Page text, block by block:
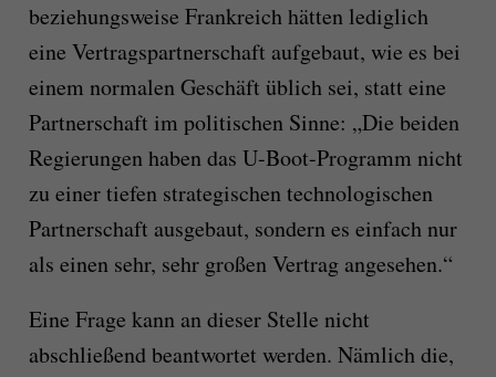
beziehungsweise Frankreich hätten lediglich
eine Vertragspartnerschaft aufgebaut, wie es bei
einem normalen Geschäft üblich sei, statt eine
Partnerschaft im politischen Sinne: „Die beiden
Regierungen haben das U-Boot-Programm nicht
zu einer tiefen strategischen technologischen
Partnerschaft ausgebaut, sondern es einfach nur
als einen sehr, sehr großen Vertrag angesehen.“
Eine Frage kann an dieser Stelle nicht
abschließend beantwortet werden. Nämlich die,